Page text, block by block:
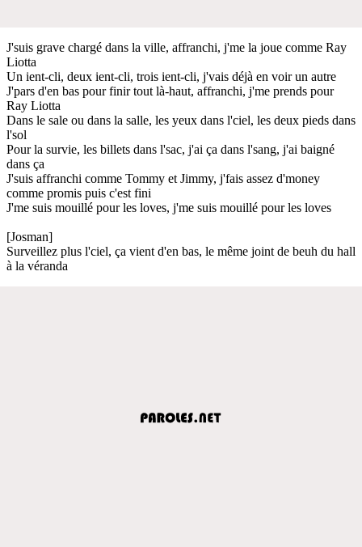
J'suis grave chargé dans la ville, affranchi, j'me la joue comme Ray
Liotta
Un ient-cli, deux ient-cli, trois ient-cli, j'vais déjà en voir un autre
J'pars d'en bas pour finir tout là-haut, affranchi, j'me prends pour
Ray Liotta
Dans le sale ou dans la salle, les yeux dans l'ciel, les deux pieds dans
l'sol
Pour la survie, les billets dans l'sac, j'ai ça dans l'sang, j'ai baigné
dans ça
J'suis affranchi comme Tommy et Jimmy, j'fais assez d'money
comme promis puis c'est fini
J'me suis mouillé pour les loves, j'me suis mouillé pour les loves
[Josman]
Surveillez plus l'ciel, ça vient d'en bas, le même joint de beuh du hall
à la véranda